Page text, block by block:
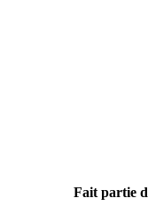
Fait partie